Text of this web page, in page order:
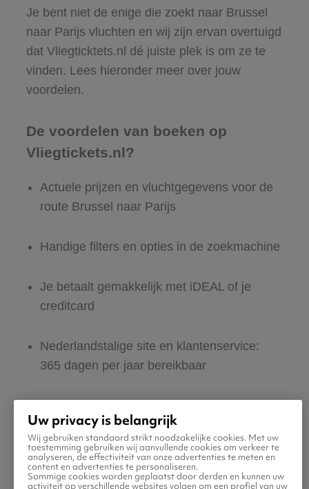
Je bent niet de enige die zoekt naar Brussel
naar Parijs vluchten en wij zijn ervan overtuigd
dat Vliegticktets.nl dé juiste plek is om ze te
vinden. Lees hieronder meer over jouw
voordelen.
De voordelen van boeken op
Vliegtickets.nl?
Actuele prijzen en vluchtgegevens voor de
route Brussel naar Parijs
Handige filters en opties in de zoekmachine
Je betaalt gemakkelijk met iDEAL of je
creditcard
Nederlandstalige site en klantenservice:
365 dagen per jaar bereikbaar
Boek ook direct een hotel of huurauto voor
in Parijs
Uw privacy is belangrijk
Wij gebruiken standaard strikt noodzakelijke cookies. Met uw
toestemming gebruiken wij aanvullende cookies om verkeer te
analyseren, de effectiviteit van onze advertenties te meten en
content en advertenties te personaliseren.
Sommige cookies worden geplaatst door derden en kunnen uw
activiteit op verschillende websites volgen om een profiel van uw